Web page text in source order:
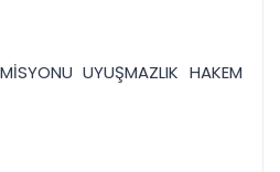
UYUŞMAZLIK HAKEM